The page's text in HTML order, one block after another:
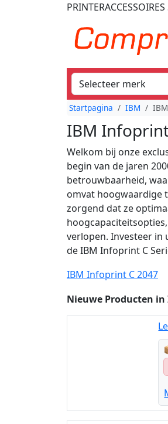
PRINTERACCESSOIRES
Startpagina IBM
IBM
Welkom bij onze
begin van de jaren
betrouwbaarheid,
omvat hoogwaardige
zorgend dat ze
verlopen. Investeer
de IBM Infoprint C
IBM Infoprint C 2047
Nieuwe Producten